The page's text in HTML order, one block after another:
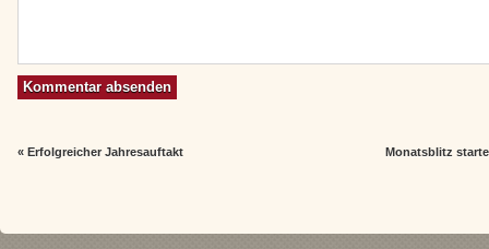
«Erfolgreicher Jahresauftakt Monatsblitz